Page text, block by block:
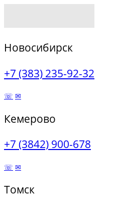
Новосибирск
+7 (383) 235-92-32
☏ ✉
Кемерово
+7 (3842) 900-678
☏ ✉
Томск